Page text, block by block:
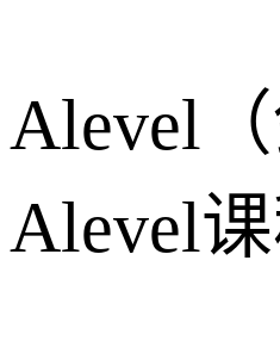
Alevel
Alevel课